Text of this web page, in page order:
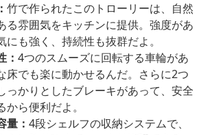
竹で作られたこのトローリーは、自然
る雰囲気をキッチンに提供。強度があ
にも強く、持続性も抜群だよ。
： 4つのスムーズに回転する車輪があ
床でも楽に動かせるんだ。さらに2つ
っかりとしたブレーキがあって、安全
ら便利だよ。
量： 4段シェルフの収納システムで、